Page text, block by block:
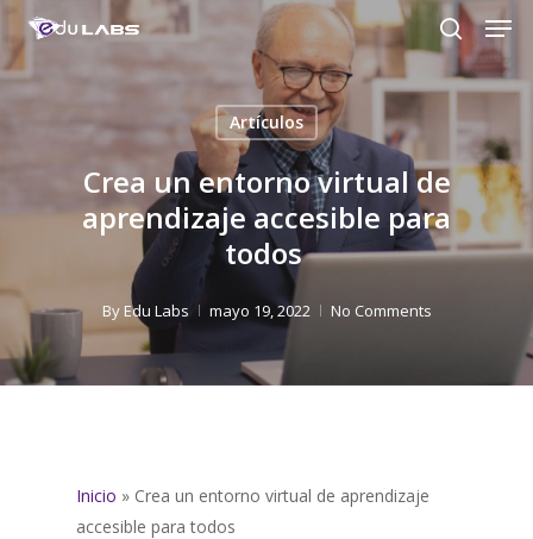
to
main
search
Artículos
Crea un entorno virtual de
aprendizaje accesible para
todos
By Edu Labs mayo 19, 2022 No Comments
Inicio » Crea un entorno virtual de aprendizaje
accesible para todos
Close